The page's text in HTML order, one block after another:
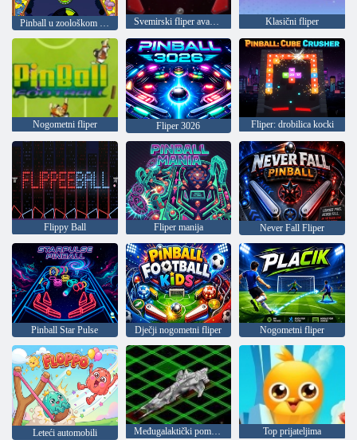
Pinball u zoološkom vrtu Svemirski fliper avantura Klasični fliper
Nogometni fliper Fliper 3026 Fliper: drobilica kocki
Flippy Ball Fliper manija Never Fall Fliper
Pinball Star Pulse Dječji nogometni fliper Nogometni fliper
Leteći automobili Međugalaktički pomorske bitke Top prijateljima